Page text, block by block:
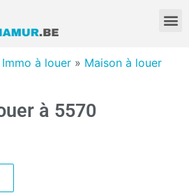
Immo à louer » Maison à louer
à 5570